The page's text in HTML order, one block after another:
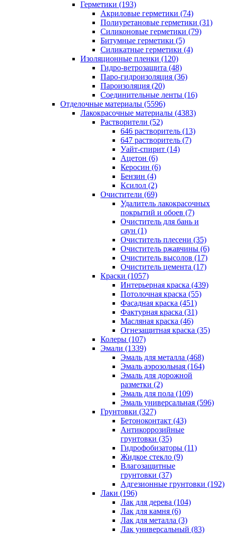
Герметики (193)
Акриловые герметики (74)
Полиуретановые герметики (31)
Силиконовые герметики (79)
Битумные герметики (5)
Силикатные герметики (4)
Изоляционные пленки (120)
Гидро-ветрозащита (48)
Паро-гидроизоляция (36)
Пароизоляция (20)
Соединительные ленты (16)
Отделочные материалы (5596)
Лакокрасочные материалы (4383)
Растворители (52)
646 растворитель (13)
647 растворитель (7)
Уайт-спирит (14)
Ацетон (6)
Керосин (6)
Бензин (4)
Ксилол (2)
Очистители (69)
Удалитель лакокрасочных
покрытий и обоев (7)
Очиститель для бань и
саун (1)
Очиститель плесени (35)
Очиститель ржавчины (6)
Очиститель высолов (17)
Очиститель цемента (17)
Краски (1057)
Интерьерная краска (439)
Потолочная краска (55)
Фасадная краска (451)
Фактурная краска (31)
Масляная краска (46)
Огнезащитная краска (35)
Колеры (107)
Эмали (1339)
Эмаль для металла (468)
Эмаль аэрозольная (164)
Эмаль для дорожной
разметки (2)
Эмаль для пола (109)
Эмаль универсальная (596)
Грунтовки (327)
Бетоноконтакт (43)
Антикоррозийные
грунтовки (35)
Гидрофобизаторы (11)
Жидкое стекло (9)
Влагозащитные
грунтовки (37)
Адгезионные грунтовки (192)
Лаки (196)
Лак для дерева (104)
Лак для камня (6)
Лак для металла (3)
Лак универсальный (83)